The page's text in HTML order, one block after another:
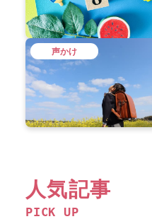
声かけ
人気記事
PICK UP